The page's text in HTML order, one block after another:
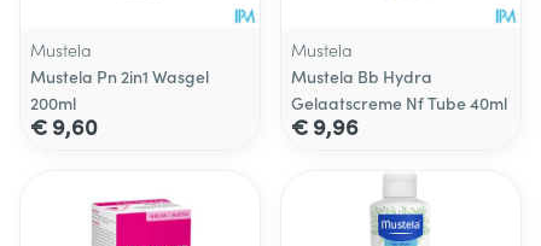
Mustela
Mustela Pn 2in1 Wasgel
200ml
€ 9,60
Mustela
Mustela Bb Hydra
Gelaatscreme Nf Tube 40ml
€ 9,96